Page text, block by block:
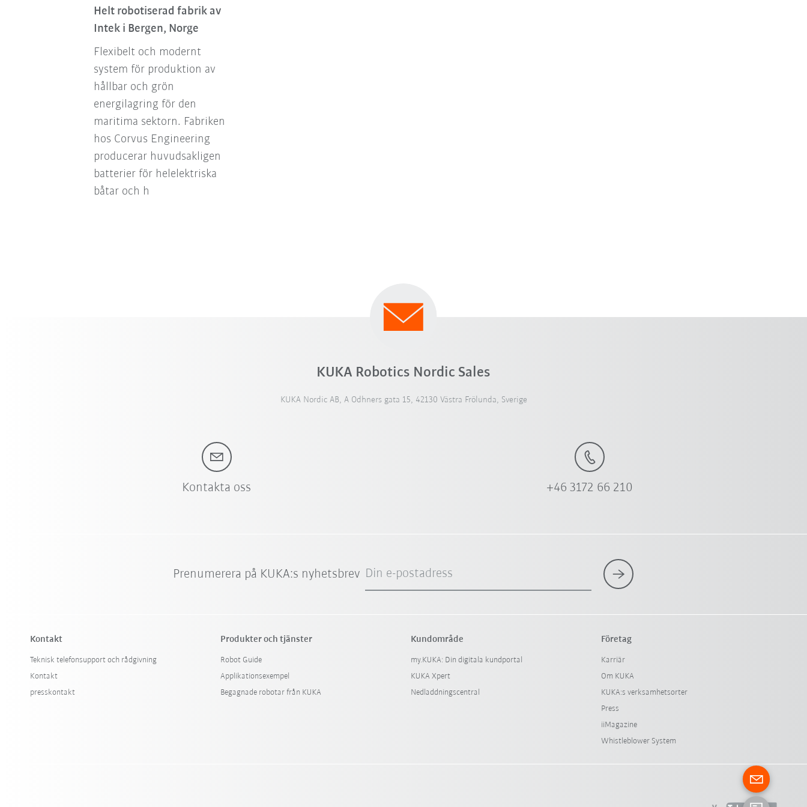
Helt robotiserad fabrik av
Intek i Bergen, Norge
Flexibelt och modernt
system för produktion av
hållbar och grön
energilagring för den
maritima sektorn. Fabriken
hos Corvus Engineering
producerar huvudsakligen
batterier för helelektriska
båtar och h
KUKA Robotics Nordic Sales
KUKA Nordic AB, A Odhners gata 15, 42130 Västra Frölunda, Sverige
Kontakta oss +46 3172 66 210
Prenumerera på KUKA:s nyhetsbrev Din e-postadress
Kontakt
Teknisk telefonsupport och rådgivning
Kontakt
presskontakt
Produkter och tjänster
Robot Guide
Applikationsexempel
Begagnade robotar från KUKA
Kundområde
my.KUKA: Din digitala kundportal
KUKA Xpert
Nedladdningscentral
Företag
Karriär
Om KUKA
KUKA:s verksamhetsorter
Press
iiMagazine
Whistleblower System